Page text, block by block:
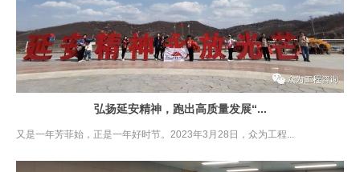
弘扬延安精神，跑出高质量发展“...
又是一年芳菲始，正是一年好时节。2023年3月28日，众为工程...